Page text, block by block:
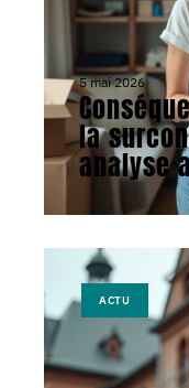
5 mai 2026
la
analyse
ACTU